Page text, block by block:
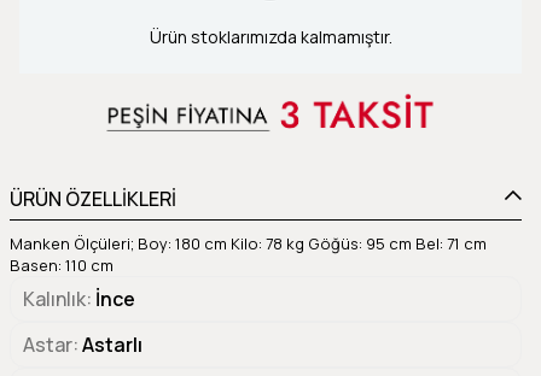
Ürün stoklarımızda kalmamıştır.
ÜRÜN ÖZELLİKLERİ
Manken Ölçüleri; Boy: 180 cm Kilo: 78 kg Göğüs: 95 cm Bel: 71 cm
Basen: 110 cm
Kalınlık İnce
Astar Astarlı